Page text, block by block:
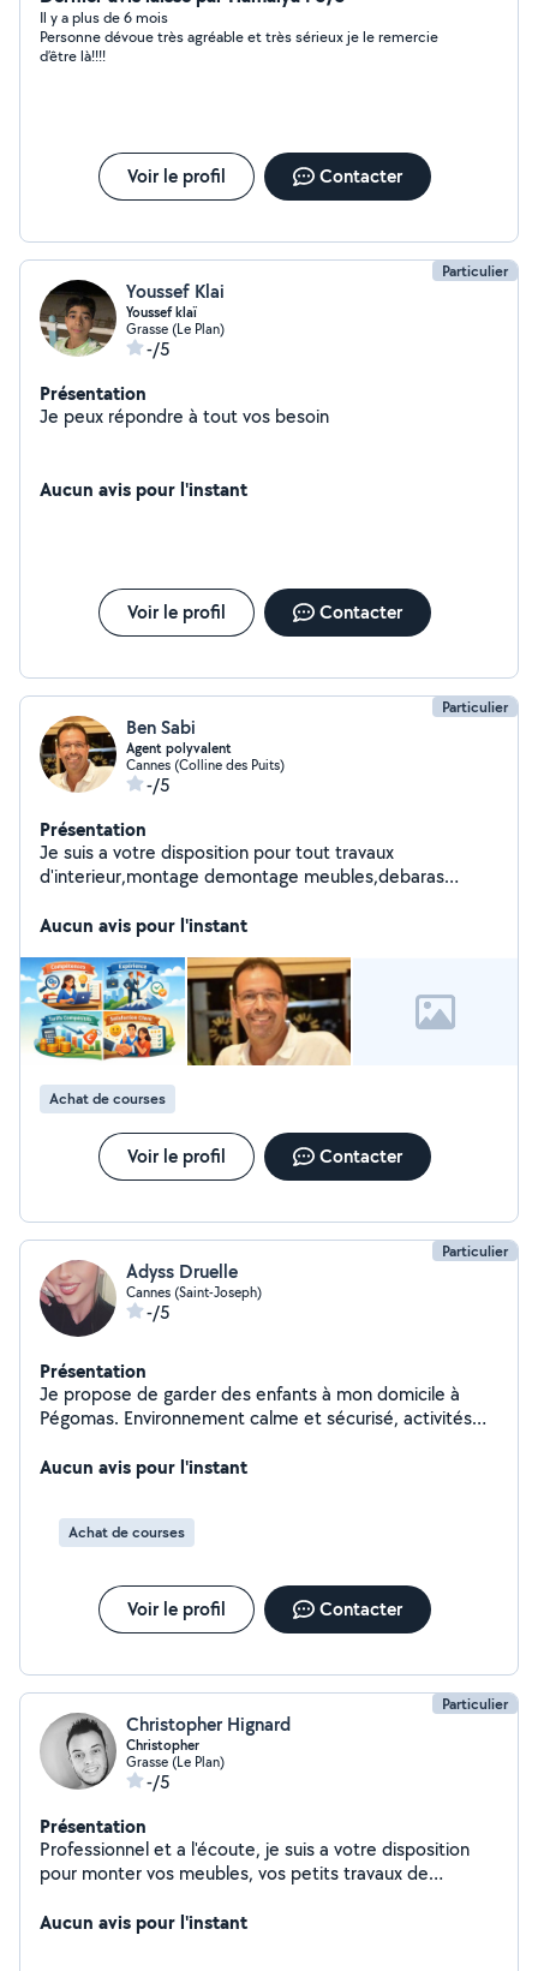
Il y a plus de 6 mois
Personne dévoue très agréable et très sérieux je le remercie
d’être là!!!!
Voir le profil Contacter
Particulier
Youssef Klai
Youssef klaï
Grasse (Le Plan)
-/5
Présentation
Je peux répondre à tout vos besoin
Aucun avis pour l'instant
Voir le profil Contacter
Particulier
Ben Sabi
Agent polyvalent
Cannes (Colline des Puits)
-/5
Présentation
Je suis a votre disposition pour tout travaux
d'interieur,montage demontage meubles,debaras
Aucun avis pour l'instant
Achat de courses
Voir le profil Contacter
Particulier
Adyss Druelle
Cannes (Saint-Joseph)
-/5
Présentation
Je propose de garder des enfants à mon domicile à
Pégomas. Environnement calme et sécurisé, activités
plus d'informations
Aucun avis pour l'instant
Achat de courses
Voir le profil Contacter
Particulier
Christopher Hignard
Christopher
Grasse (Le Plan)
-/5
Présentation
Professionnel et a l'écoute, je suis a votre disposition
pour monter vos meubles, vos petits travaux de
N'hésitez pas à me contacter.
Aucun avis pour l'instant